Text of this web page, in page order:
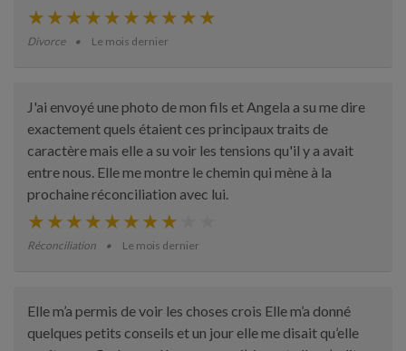
Divorce Le mois dernier
J'ai envoyé une photo de mon fils et Angela a su me dire
exactement quels étaient ces principaux traits de
caractère mais elle a su voir les tensions qu'il y a avait
entre nous. Elle me montre le chemin qui mène à la
prochaine réconciliation avec lui.
Réconciliation Le mois dernier
Elle m’a permis de voir les choses crois Elle m’a donné
quelques petits conseils et un jour elle me disait qu’elle